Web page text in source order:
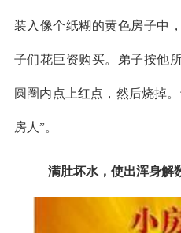
装入像个纸糊的黄色房子中
子们花巨资购买。弟子按他
圆圈内点上红点，然后烧掉
房人”。
满肚坏水，使出浑身解